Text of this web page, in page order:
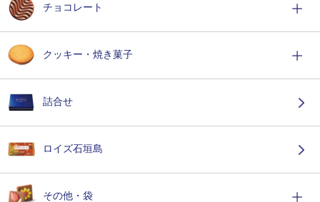
チョコレート
クッキー・焼き菓子
詰合せ
ロイズ石垣島
その他・袋